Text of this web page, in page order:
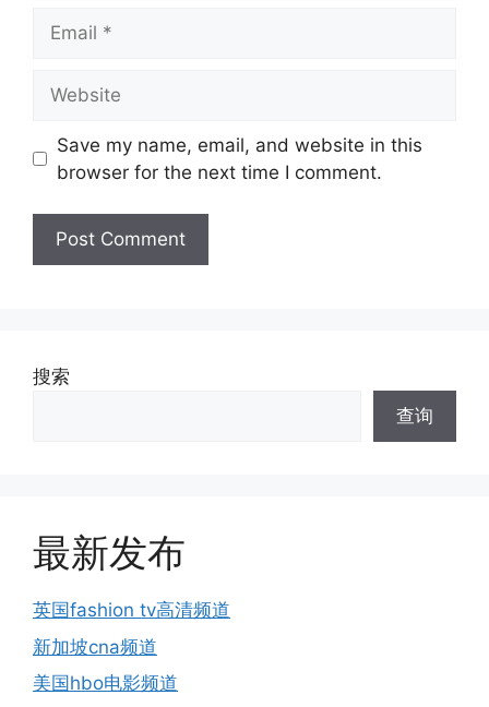
Save my name, email, and website in this
browser for the next time I comment.
搜索
查询
最新发布
英国fashion tv高清频道
新加坡cna频道
美国hbo电影频道